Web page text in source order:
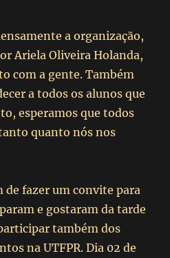
a organização,
Ariela Oliveira Holanda,
com a gente. Também
a todos os alunos que
esperamos que todos
quanto nós nos
de fazer um convite para
e gostaram da tarde
também dos
na UTFPR. Dia 02 de